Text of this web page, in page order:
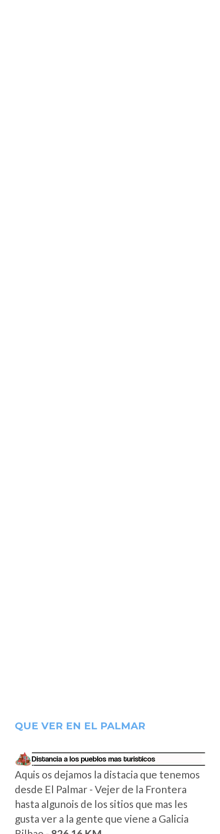
QUE VER EN EL PALMAR
Aquis os dejamos la distacia que tenemos
desde El Palmar - Vejer de la Frontera
hasta algunois de los sitios que mas les
gusta ver a la gente que viene a Galicia